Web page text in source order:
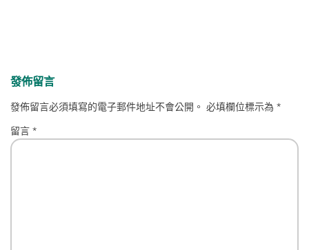
發佈留言
發佈留言必須填寫的電子郵件地址不會公開。 必填欄位標示為*
留言*